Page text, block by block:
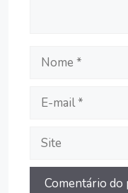
Nome
mail
Site